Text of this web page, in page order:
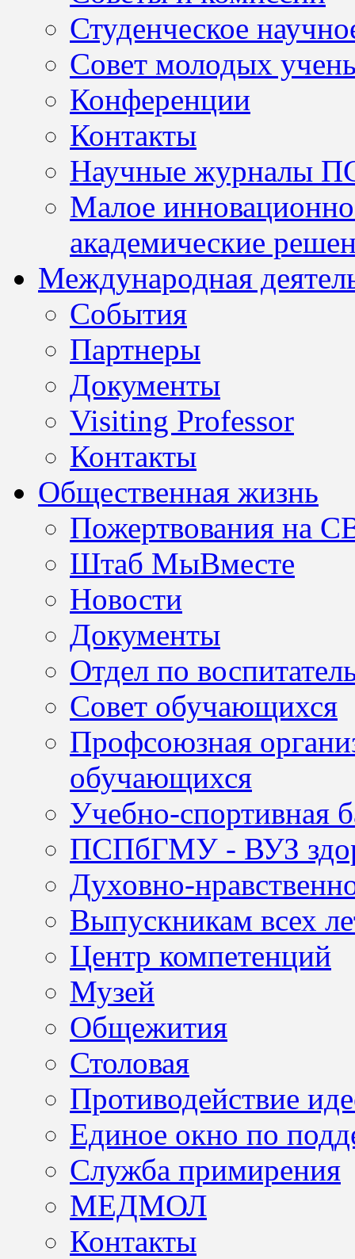
Студенческое
Совет молодых
Конференции
Контакты
Научные журналы
Малое
академические
Международная
События
Партнеры
Документы
Visiting Professor
Контакты
Общественная жизнь
Пожертвования на
Штаб МыВместе
Новости
Документы
Отдел по
Совет обучающихся
Профсоюзная
обучающихся
Учебно-спортивная
ПСПбГМУ - ВУЗ
Духовно-
Выпускникам всех
Центр компетенций
Музей
Общежития
Столовая
Противодействие
Единое окно по
Служба примирения
МЕДМОЛ
Контакты